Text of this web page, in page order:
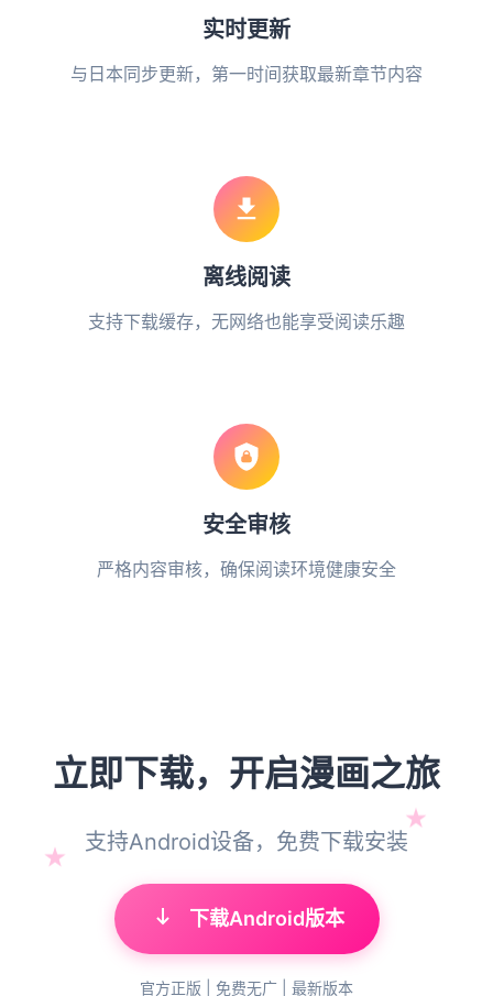
实时更新
与日本同步更新，第一时间获取最新章节内容
离线阅读
支持下载缓存，无网络也能享受阅读乐趣
安全审核
严格内容审核，确保阅读环境健康安全
立即下载，开启漫画之旅
支持Android设备，免费下载安装
下载Android版本
官方正版 | 免费无广 | 最新版本